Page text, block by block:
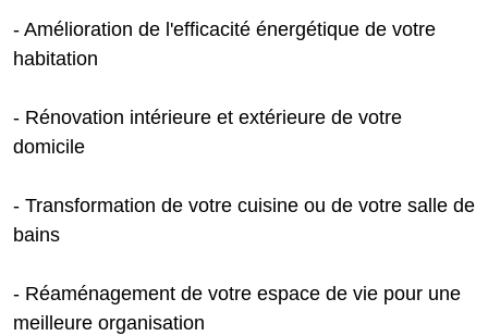
- Amélioration de l'efficacité énergétique de votre
habitation
- Rénovation intérieure et extérieure de votre
domicile
- Transformation de votre cuisine ou de votre salle de
bains
- Réaménagement de votre espace de vie pour une
meilleure organisation